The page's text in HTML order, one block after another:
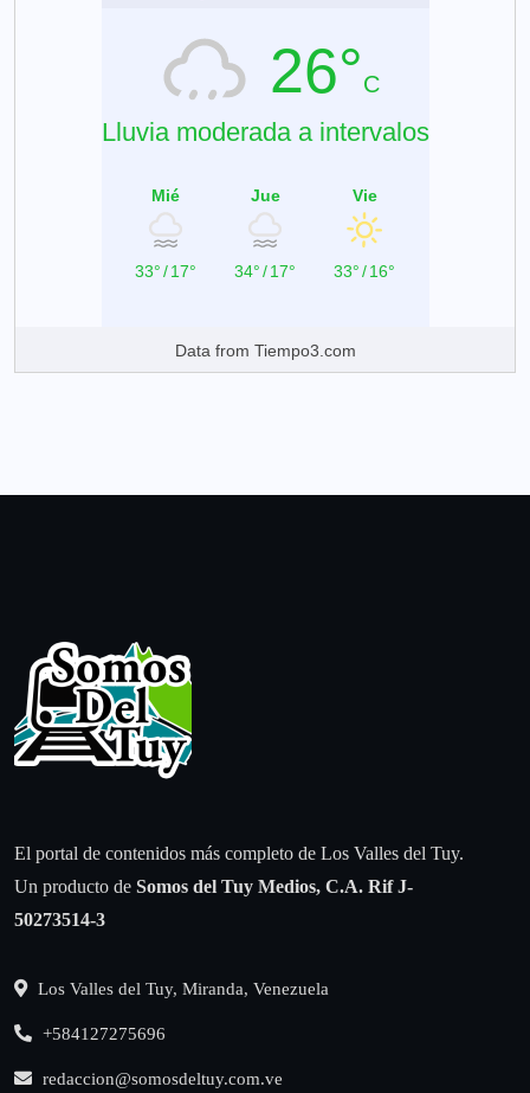
26°C
Lluvia moderada a intervalos
Mié
33°/17°
Jue
34°/17°
Vie
33°/16°
Data from Tiempo3.com
El portal de contenidos más completo de Los Valles del Tuy.
Un producto de Somos del Tuy Medios, C.A. Rif J-
50273514-3
Los Valles del Tuy, Miranda, Venezuela
+584127275696
redaccion@somosdeltuy.com.ve